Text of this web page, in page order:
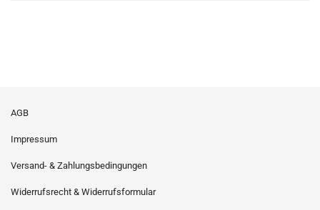
AGB
Impressum
Versand- & Zahlungsbedingungen
Widerrufsrecht & Widerrufsformular